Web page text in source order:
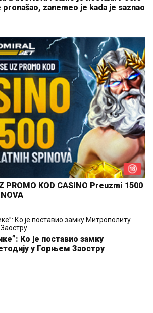
zanemeo je kada je saznao
PROMO KOD CASINO Preuzmi 1500
Ко је поставио замку
у Горњем Заостру